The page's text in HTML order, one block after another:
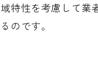
情報
点
特性を考慮して
のです。